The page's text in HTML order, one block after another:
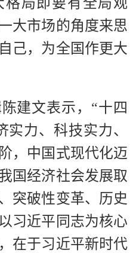
大市场的角度来思
己，为全国作更大
建文表示，“十四
实力、科技实力、
，中国式现代化迈
国经济社会发展取
突破性变革、历史
习近平同志为核心
在于习近平新时代